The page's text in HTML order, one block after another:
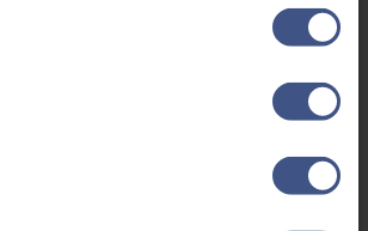
aby utrzymać ciepło. Zapomniałeś kremu z
kuriera: Jeśli zapomniałeś czegoś naprawdę
poprosić kogoś z domu, aby wysłał ci paczkę
w którym przebywasz.
Upewnij się, że masz odpowiednie